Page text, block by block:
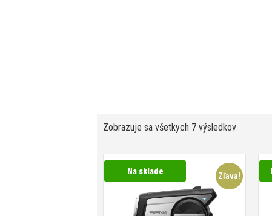
Zobrazuje sa všetkych 7 výsledkov
Zľava!
Na sklade